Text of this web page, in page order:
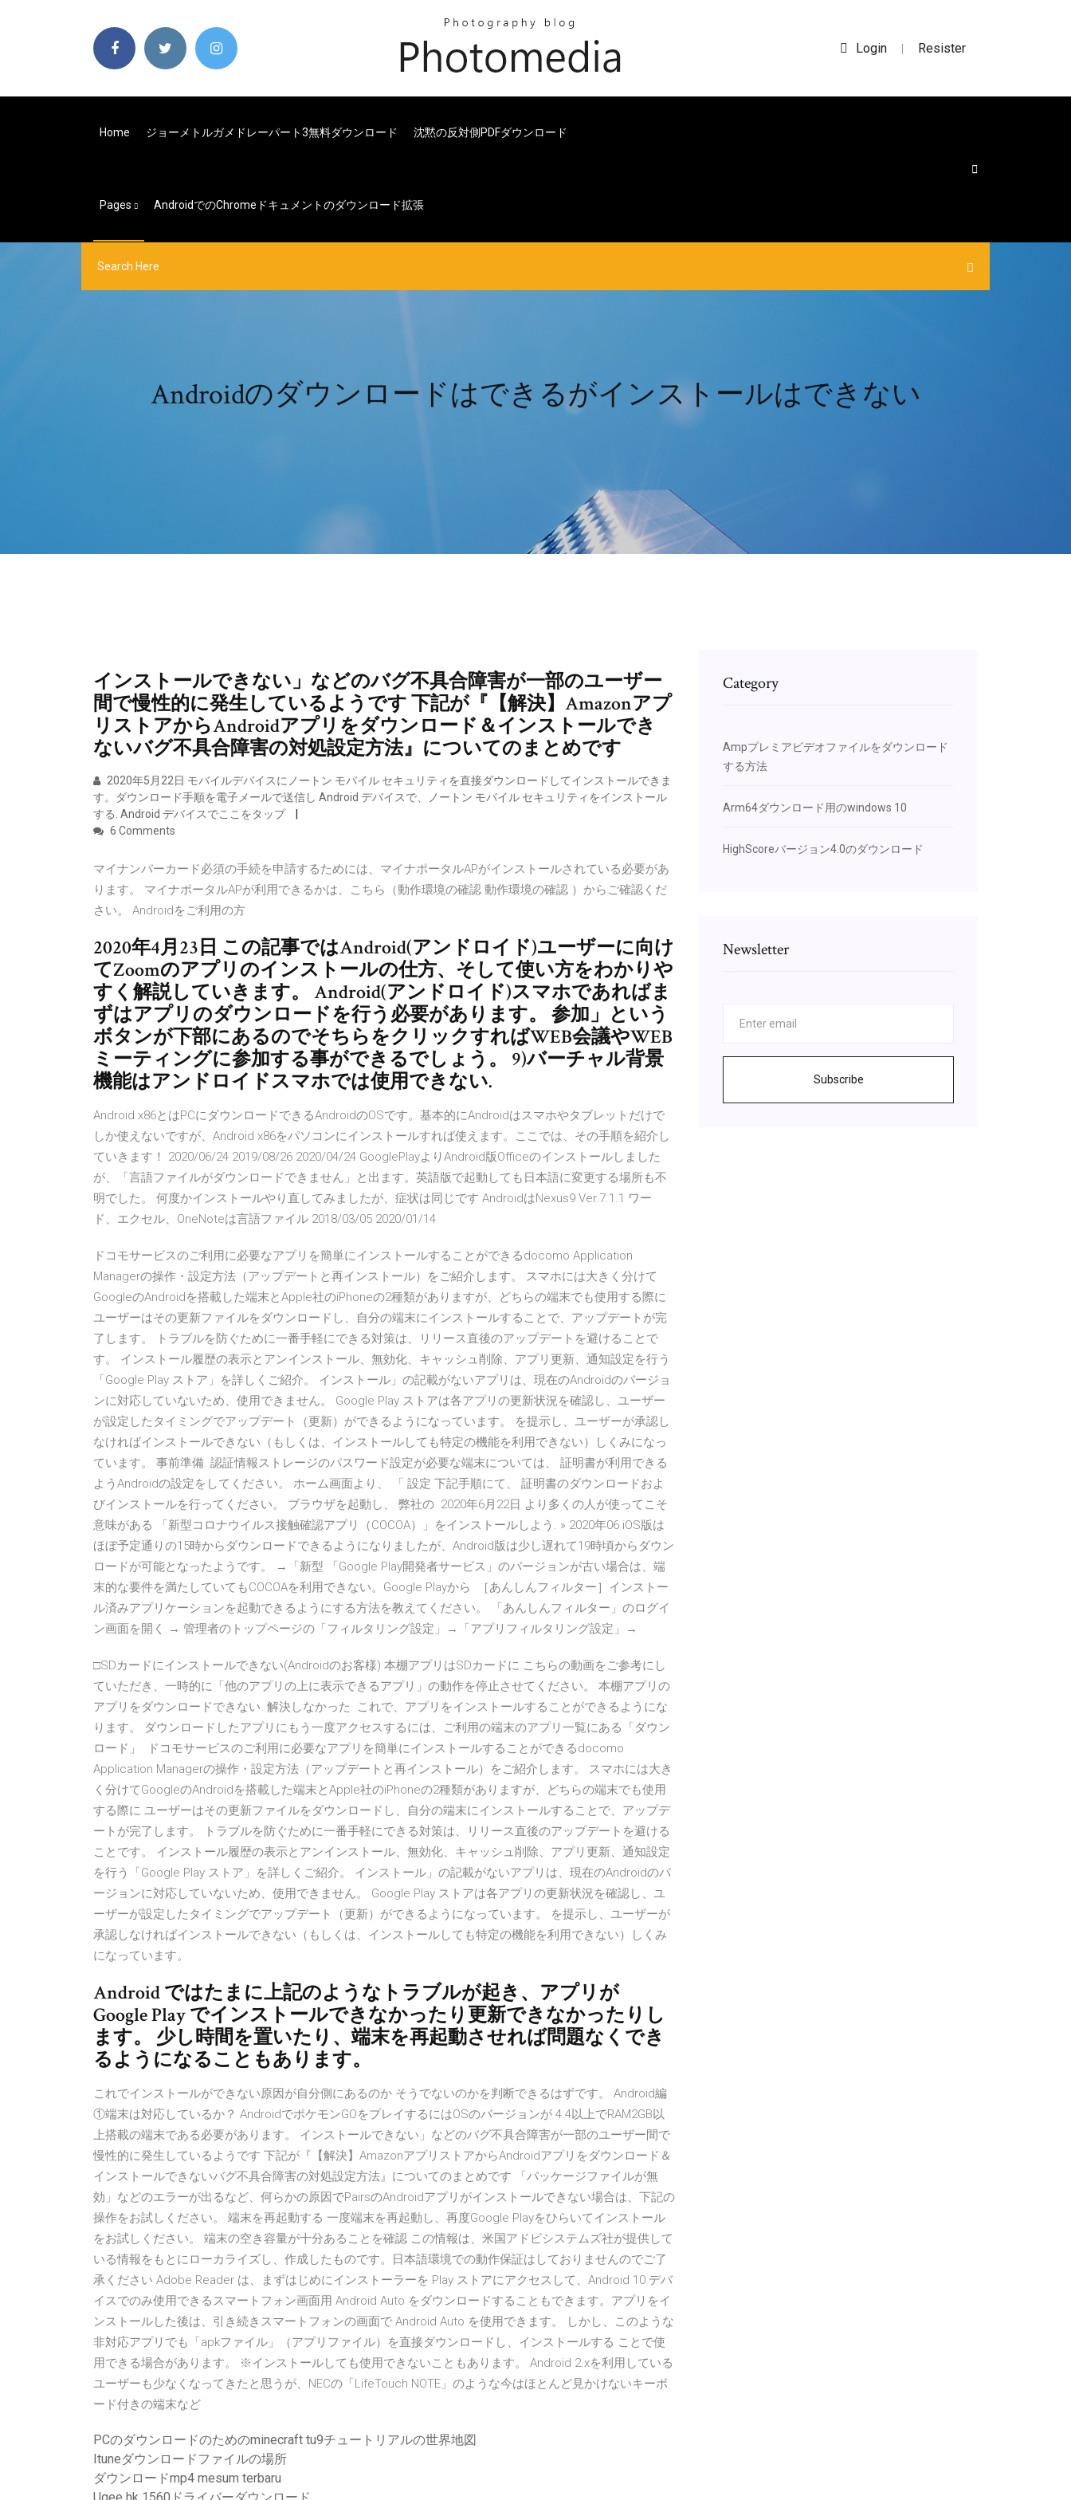
Login | Resister
Home ジョーメトルガメドレーパート3無料ダウンロード 沈黙の反対側PDFダウンロード
Pages AndroidでのChromeドキュメントのダウンロード拡張
Androidのダウンロードはできるがインストールはできない
インストールできない」などのバグ不具合障害が一部のユーザー
間で慢性的に発生しているようです 下記が『【解決】Amazonアプ
リストアからAndroidアプリをダウンロード＆インストールでき
ないバグ不具合障害の対処設定方法』についてのまとめです
2020年5月22日 モバイルデバイスにノートン モバイル セキュリティを直接ダウンロードしてインストールできま
す。ダウンロード手順を電子メールで送信し Android デバイスで、ノートン モバイル セキュリティをインストール
する. Android デバイスでここをタップ
6 Comments
マイナンバーカード必須の手続を申請するためには、マイナポータルAPがインストールされている必要があ
ります。 マイナポータルAPが利用できるかは、こちら（動作環境の確認 動作環境の確認 ）からご確認くだ
さい。 Androidをご利用の方
2020年4月23日 この記事ではAndroid(アンドロイド)ユーザーに向け
てZoomのアプリのインストールの仕方、そして使い方をわかりや
すく解説していきます。 Android(アンドロイド)スマホであればま
ずはアプリのダウンロードを行う必要があります。 参加」という
ボタンが下部にあるのでそちらをクリックすればWEB会議やWEB
ミーティングに参加する事ができるでしょう。 9)バーチャル背景
機能はアンドロイドスマホでは使用できない.
Android x86とはPCにダウンロードできるAndroidのOSです。基本的にAndroidはスマホやタブレットだけで
しか使えないですが、Android x86をパソコンにインストールすれば使えます。ここでは、その手順を紹介し
ていきます！ 2020/06/24 2019/08/26 2020/04/24 GooglePlayよりAndroid版Officeのインストールしました
が、「言語ファイルがダウンロードできません」と出ます。英語版で起動しても日本語に変更する場所も不
明でした。 何度かインストールやり直してみましたが、症状は同じです AndroidはNexus9 Ver.7.1.1 ワー
ド、エクセル、OneNoteは言語ファイル 2018/03/05 2020/01/14
ドコモサービスのご利用に必要なアプリを簡単にインストールすることができるdocomo Application
Managerの操作・設定方法（アップデートと再インストール）をご紹介します。 スマホには大きく分けて
GoogleのAndroidを搭載した端末とApple社のiPhoneの2種類がありますが、どちらの端末でも使用する際に
ユーザーはその更新ファイルをダウンロードし、自分の端末にインストールすることで、アップデートが完
了します。 トラブルを防ぐために一番手軽にできる対策は、リリース直後のアップデートを避けることで
す。 インストール履歴の表示とアンインストール、無効化、キャッシュ削除、アプリ更新、通知設定を行う
「Google Play ストア」を詳しくご紹介。 インストール」の記載がないアプリは、現在のAndroidのバージョ
ンに対応していないため、使用できません。 Google Play ストアは各アプリの更新状況を確認し、ユーザー
が設定したタイミングでアップデート（更新）ができるようになっています。 を提示し、ユーザーが承認し
なければインストールできない（もしくは、インストールしても特定の機能を利用できない）しくみになっ
ています。 事前準備. 認証情報ストレージのパスワード設定が必要な端末については、 証明書が利用できる
ようAndroidの設定をしてください。 ホーム画面より、 「 設定 下記手順にて、 証明書のダウンロードおよ
びインストールを行ってください。 ブラウザを起動し、 弊社の 2020年6月22日 より多くの人が使ってこそ
意味がある 「新型コロナウイルス接触確認アプリ（COCOA）」をインストールしよう. » 2020年06 iOS版は
ほぼ予定通りの15時からダウンロードできるようになりましたが、Android版は少し遅れて19時頃からダウン
ロードが可能となったようです。 →「新型 「Google Play開発者サービス」のバージョンが古い場合は、端
末的な要件を満たしていてもCOCOAを利用できない。Google Playから ［あんしんフィルター］インストー
ル済みアプリケーションを起動できるようにする方法を教えてください。 「あんしんフィルター」のログイ
ン画面を開く → 管理者のトップページの「フィルタリング設定」→「アプリフィルタリング設定」→
□SDカードにインストールできない(Androidのお客様) 本棚アプリはSDカードに こちらの動画をご参考にし
ていただき、一時的に「他のアプリの上に表示できるアプリ」の動作を停止させてください。 本棚アプリの
アプリをダウンロードできない. 解決しなかった これで、アプリをインストールすることができるようにな
ります。 ダウンロードしたアプリにもう一度アクセスするには、ご利用の端末のアプリ一覧にある「ダウン
ロード」 ドコモサービスのご利用に必要なアプリを簡単にインストールすることができるdocomo
Application Managerの操作・設定方法（アップデートと再インストール）をご紹介します。 スマホには大き
く分けてGoogleのAndroidを搭載した端末とApple社のiPhoneの2種類がありますが、どちらの端末でも使用
する際に ユーザーはその更新ファイルをダウンロードし、自分の端末にインストールすることで、アップデ
ートが完了します。 トラブルを防ぐために一番手軽にできる対策は、リリース直後のアップデートを避ける
ことです。 インストール履歴の表示とアンインストール、無効化、キャッシュ削除、アプリ更新、通知設定
を行う「Google Play ストア」を詳しくご紹介。 インストール」の記載がないアプリは、現在のAndroidのバ
ージョンに対応していないため、使用できません。 Google Play ストアは各アプリの更新状況を確認し、ユ
ーザーが設定したタイミングでアップデート（更新）ができるようになっています。 を提示し、ユーザーが
承認しなければインストールできない（もしくは、インストールしても特定の機能を利用できない）しくみ
になっています。
Android ではたまに上記のようなトラブルが起き、アプリが
Google Play でインストールできなかったり更新できなかったりし
ます。 少し時間を置いたり、端末を再起動させれば問題なくでき
るようになることもあります。
これでインストールができない原因が自分側にあるのか そうでないのかを判断できるはずです。 Android編
①端末は対応しているか？ AndroidでポケモンGOをプレイするにはOSのバージョンが 4.4以上でRAM2GB以
上搭載の端末である必要があります。 インストールできない」などのバグ不具合障害が一部のユーザー間で
慢性的に発生しているようです 下記が『【解決】AmazonアプリストアからAndroidアプリをダウンロード＆
インストールできないバグ不具合障害の対処設定方法』についてのまとめです 「パッケージファイルが無
効」などのエラーが出るなど、何らかの原因でPairsのAndroidアプリがインストールできない場合は、下記の
操作をお試しください。 端末を再起動する 一度端末を再起動し、再度Google Playをひらいてインストール
をお試しください。 端末の空き容量が十分あることを確認 この情報は、米国アドビシステムズ社が提供して
いる情報をもとにローカライズし、作成したものです。日本語環境での動作保証はしておりませんのでご了
承ください Adobe Reader は、まずはじめにインストーラーを Play ストアにアクセスして、Android 10 デバ
イスでのみ使用できるスマートフォン画面用 Android Auto をダウンロードすることもできます。アプリをイ
ンストールした後は、引き続きスマートフォンの画面で Android Auto を使用できます。 しかし、このような
非対応アプリでも「apkファイル」（アプリファイル）を直接ダウンロードし、インストールする ことで使
用できる場合があります。 ※インストールしても使用できないこともあります。 Android 2.xを利用している
ユーザーも少なくなってきたと思うが、NECの「LifeTouch NOTE」のような今はほとんど見かけないキーボ
ード付きの端末など
PCのダウンロードのためのminecraft tu9チュートリアルの世界地図
Ituneダウンロードファイルの場所
ダウンロードmp4 mesum terbaru
Category
Ampプレミアビデオファイルをダウンロード
する方法
Arm64ダウンロード用のwindows 10
HighScoreバージョン4.0のダウンロード
Newsletter
Subscribe